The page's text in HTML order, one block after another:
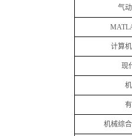
气
计算
现
机械综